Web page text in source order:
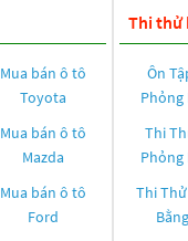
Mua bán ô tô
Toyota
Mua bán ô tô
Mazda
Mua bán ô tô
Ford
Thi thử
Ôn
Phỏng
Thi
Phỏng
Thi Thử